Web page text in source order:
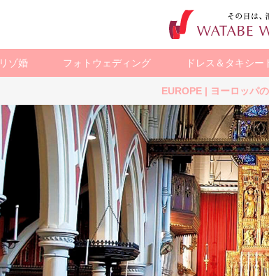
リゾ婚 フォトウェディング ドレス＆タキシー
国内ロケーション
フォト
海外・国内
リゾートフォト
スタジオ
EUROPE | ヨーロッパ